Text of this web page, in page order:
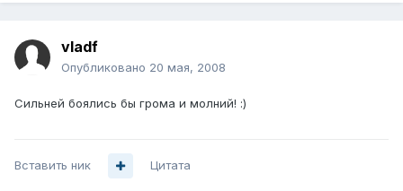
vladf
Опубликовано 20 мая, 2008
Сильней боялись бы грома и молний! :)
Вставить ник Цитата